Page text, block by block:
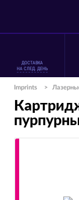
ДОСТАВКА
НА СЛЕД. ДЕНЬ
Imprints >